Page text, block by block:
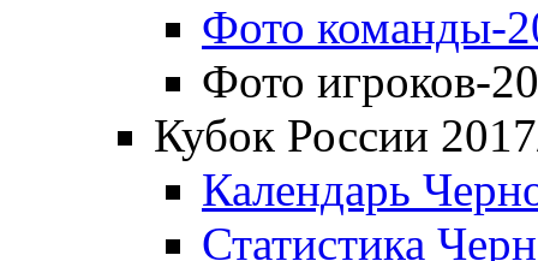
Фото команды-
Фото игроков-
Кубок России
Календарь
Статистика